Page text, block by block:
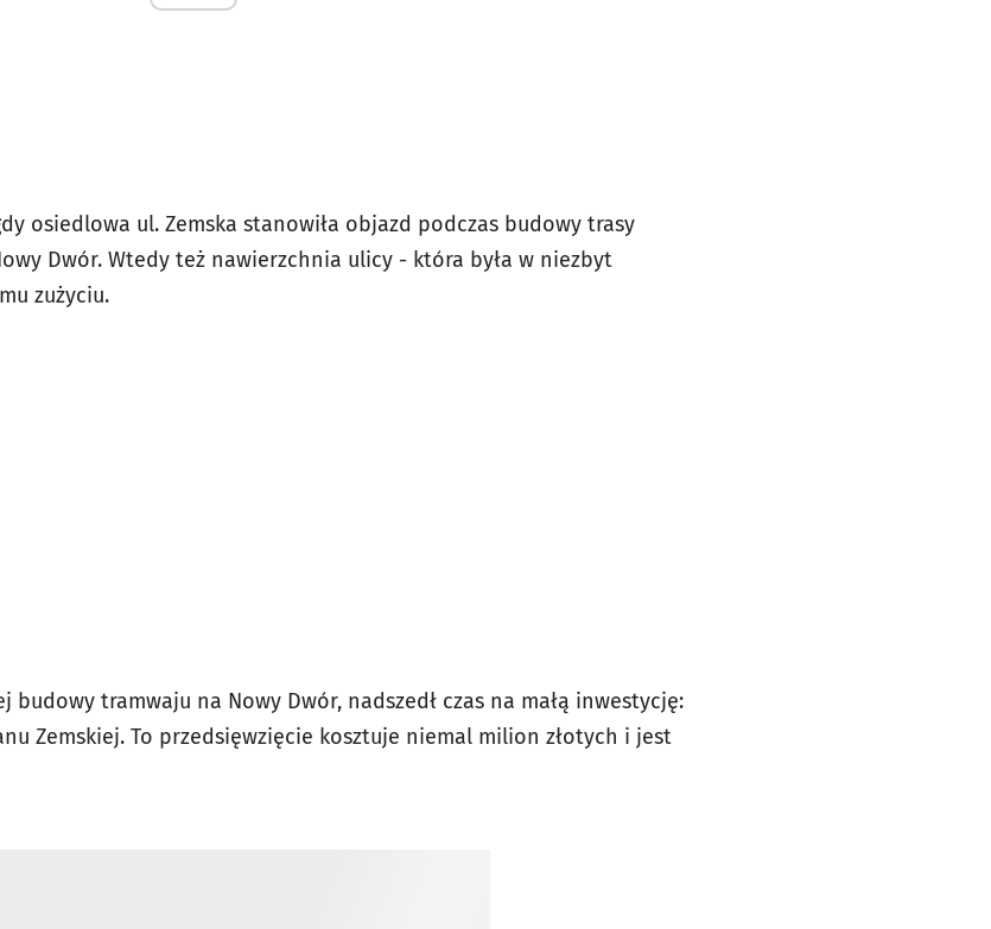
osiedlowa ul. Zemska stanowiła objazd podczas budowy trasy
Dwór. Wtedy też nawierzchnia ulicy - która była w niezbyt
zużyciu.
tramwaju na Nowy Dwór, nadszedł czas na małą inwestycję:
Zemskiej. To przedsięwzięcie kosztuje niemal milion złotych i jest